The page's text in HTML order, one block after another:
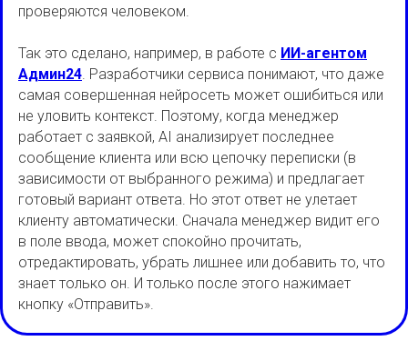
проверяются человеком.
Так это сделано, например, в работе с ИИ-агентом
Админ24. Разработчики сервиса понимают, что даже
самая совершенная нейросеть может ошибиться или
не уловить контекст. Поэтому, когда менеджер
работает с заявкой, AI анализирует последнее
сообщение клиента или всю цепочку переписки (в
зависимости от выбранного режима) и предлагает
готовый вариант ответа. Но этот ответ не улетает
клиенту автоматически. Сначала менеджер видит его
в поле ввода, может спокойно прочитать,
отредактировать, убрать лишнее или добавить то, что
знает только он. И только после этого нажимает
кнопку «Отправить».